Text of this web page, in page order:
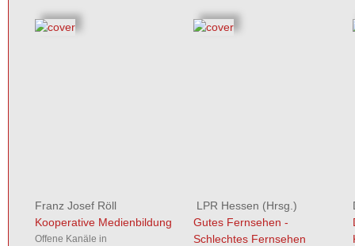
Franz Josef Röll
Kooperative Medienbildung
Offene Kanäle in
LPR Hessen (Hrsg.)
Gutes Fernsehen -
Schlechtes Fernsehen